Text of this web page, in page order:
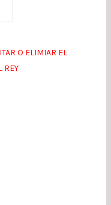
O ELIMIAR EL
REY